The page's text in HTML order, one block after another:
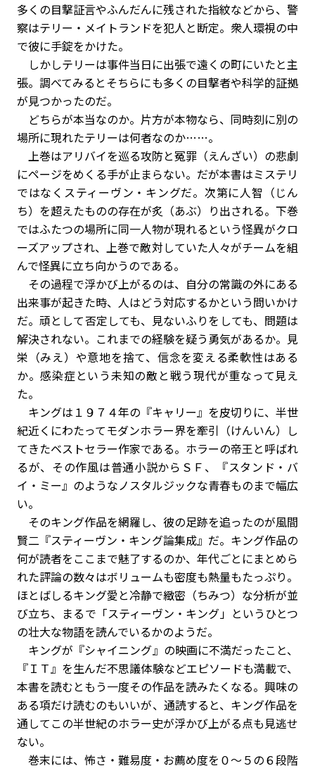
多くの目撃証言やふんだんに残された指紋などから、警
察はテリー・メイトランドを犯人と断定。衆人環視の中
で彼に手錠をかけた。
しかしテリーは事件当日に出張で遠くの町にいたと主
張。調べてみるとそちらにも多くの目撃者や科学的証拠
が見つかったのだ。
どちらが本当なのか。片方が本物なら、同時刻に別の
場所に現れたテリーは何者なのか……。
上巻はアリバイを巡る攻防と冤罪（えんざい）の悲劇
にページをめくる手が止まらない。だが本書はミステリ
ではなくスティーヴン・キングだ。次第に人智（じん
ち）を超えたものの存在が炙（あぶ）り出される。下巻
ではふたつの場所に同一人物が現れるという怪異がクロ
ーズアップされ、上巻で敵対していた人々がチームを組
んで怪異に立ち向かうのである。
その過程で浮かび上がるのは、自分の常識の外にある
出来事が起きた時、人はどう対応するかという問いかけ
だ。頑として否定しても、見ないふりをしても、問題は
解決されない。これまでの経験を疑う勇気があるか。見
栄（みえ）や意地を捨て、信念を変える柔軟性はある
か。感染症という未知の敵と戦う現代が重なって見え
た。
キングは１９７４年の『キャリー』を皮切りに、半世
紀近くにわたってモダンホラー界を牽引（けんいん）し
てきたベストセラー作家である。ホラーの帝王と呼ばれ
るが、その作風は普通小説からＳＦ、『スタンド・バ
イ・ミー』のようなノスタルジックな青春ものまで幅広
い。
そのキング作品を網羅し、彼の足跡を追ったのが風間
賢二『スティーヴン・キング論集成』だ。キング作品の
何が読者をここまで魅了するのか、年代ごとにまとめら
れた評論の数々はボリュームも密度も熱量もたっぷり。
ほとばしるキング愛と冷静で緻密（ちみつ）な分析が並
び立ち、まるで「スティーヴン・キング」というひとつ
の壮大な物語を読んでいるかのようだ。
キングが『シャイニング』の映画に不満だったこと、
『ＩＴ』を生んだ不思議体験などエピソードも満載で、
本書を読むともう一度その作品を読みたくなる。興味の
ある項だけ読むのもいいが、通読すると、キング作品を
通してこの半世紀のホラー史が浮かび上がる点も見逃せ
ない。
巻末には、怖さ・難易度・お薦め度を０～５の６段階